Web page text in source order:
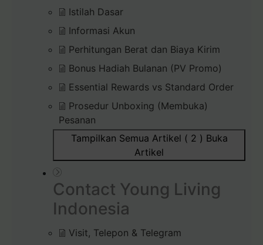
Istilah Dasar
Informasi Akun
Perhitungan Berat dan Biaya Kirim
Bonus Hadiah Bulanan (PV Promo)
Essential Rewards vs Standard Order
Prosedur Unboxing (Membuka)
Pesanan
Tampilkan Semua Artikel ( 2 ) Buka
Artikel
Contact Young Living
Indonesia
Visit, Telepon & Telegram